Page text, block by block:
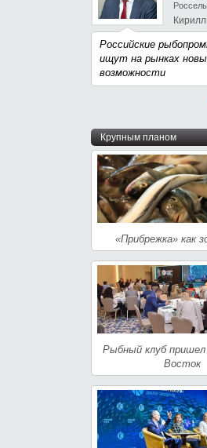
Российские
ищут на рынках
возможности
Крупным планом
«Прибрежка» как
Рыбный клуб пришел
Восток